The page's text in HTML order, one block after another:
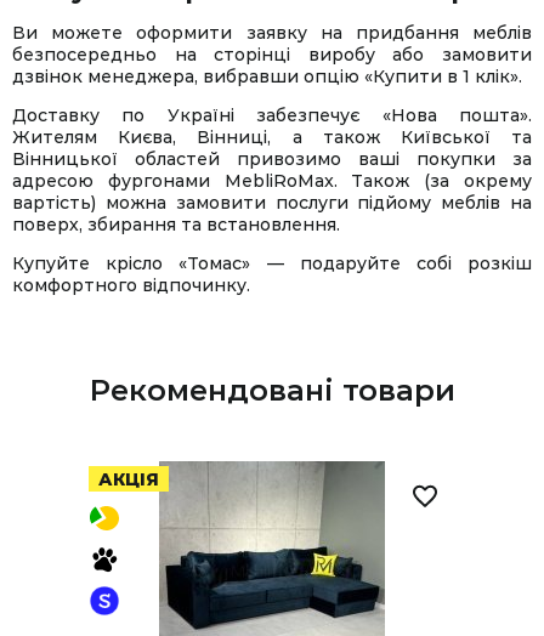
Ви можете оформити заявку на придбання меблів
безпосередньо на сторінці виробу або замовити
дзвінок менеджера, вибравши опцію «Купити в 1 клік».
Доставку по Україні забезпечує «Нова пошта».
Жителям Києва, Вінниці, а також Київської та
Вінницької областей привозимо ваші покупки за
адресою фургонами MebliRoMax. Також (за окрему
вартість) можна замовити послуги підйому меблів на
поверх, збирання та встановлення.
Купуйте крісло «Томас» — подаруйте собі розкіш
комфортного відпочинку.
Рекомендовані товари
АКЦІЯ